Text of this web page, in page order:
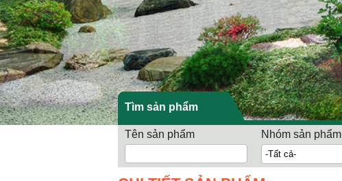
Tìm sản phẩm
Tên sản phẩm
Nhóm sản phẩm